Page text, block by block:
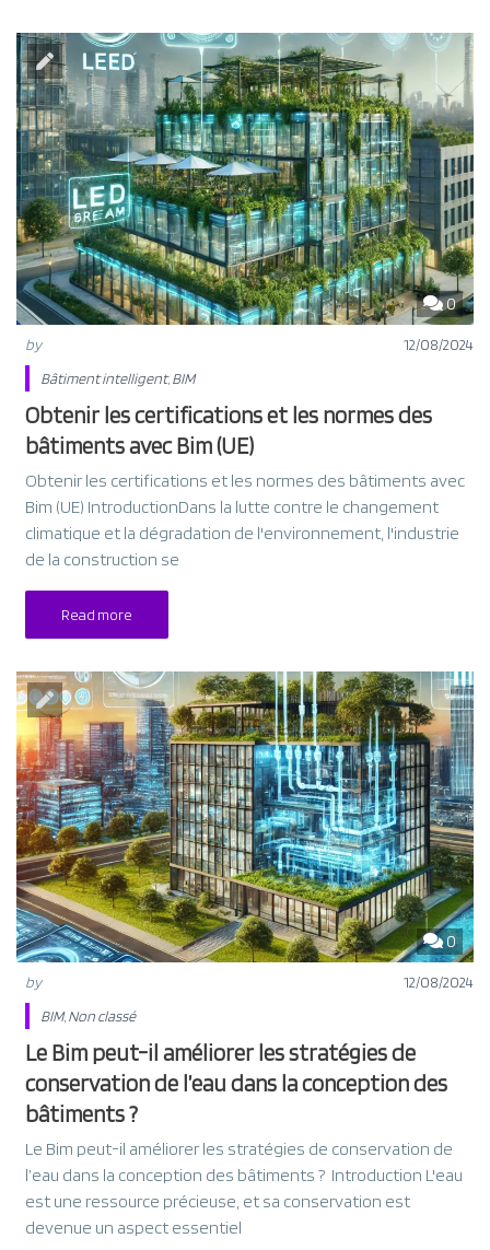
0
by
12/08/2024
Bâtiment intelligent,BIM
Obtenir les certifications et les normes des
bâtiments avec Bim (UE)
Obtenir les certifications et les normes des bâtiments avec
Bim (UE) IntroductionDans la lutte contre le changement
climatique et la dégradation de l'environnement, l'industrie
de la construction se
Read more
0
by
12/08/2024
BIM,Non classé
Le Bim peut-il améliorer les stratégies de
conservation de l’eau dans la conception des
bâtiments ?
Le Bim peut-il améliorer les stratégies de conservation de
l’eau dans la conception des bâtiments ? Introduction L'eau
est une ressource précieuse, et sa conservation est
devenue un aspect essentiel